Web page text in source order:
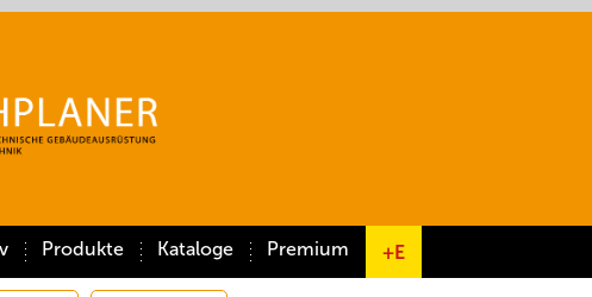
Produkte Kataloge Premium +E